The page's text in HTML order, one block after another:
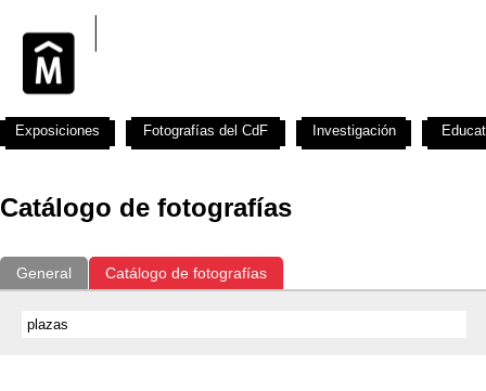
Catálogo de fotografías
General Catálogo de fotografías
Exposiciones Fotografías del CdF Investigación